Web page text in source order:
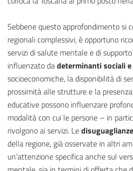
Sebbene questo approfondimento si
regionali complessivi, è opportuno
servizi di salute mentale e di
influenzato dadeterminanti sociali
socioeconomiche, la disponibilità di
prossimità alle strutture e la
educative possono influenzare
modalità con cui le persone – in
rivolgono ai servizi. Le
della regione, già osservate in altri
un’attenzione specifica anche sul